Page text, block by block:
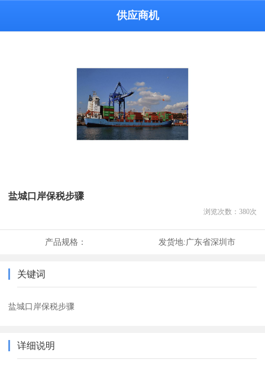
供应商机
盐城口岸保税步骤
浏览次数： 380次
产品规格： 发货地:广东省深圳市
关键词
盐城口岸保税步骤
详细说明